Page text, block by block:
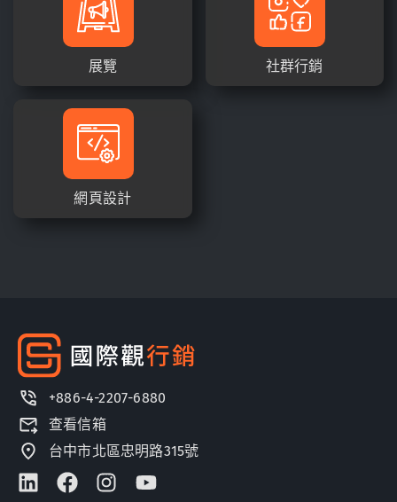
展覽 社群行銷
網頁設計
+886-4-2207-6880
查看信箱
台中市北區忠明路315號